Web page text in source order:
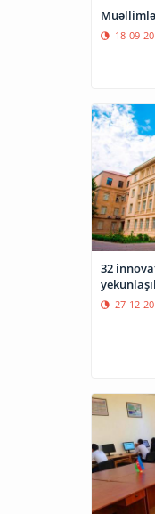
18-09-
32
27-12-